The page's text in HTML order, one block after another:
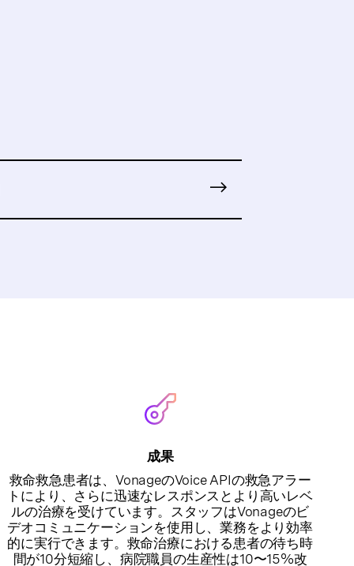
成果
救命救急患者は、VonageのVoice APIの救急アラー
トにより、さらに迅速なレスポンスとより高いレベ
ルの治療を受けています。スタッフはVonageのビ
デオコミュニケーションを使用し、業務をより効率
的に実行できます。救命治療における患者の待ち時
間が10分短縮し、病院職員の生産性は10〜15%改